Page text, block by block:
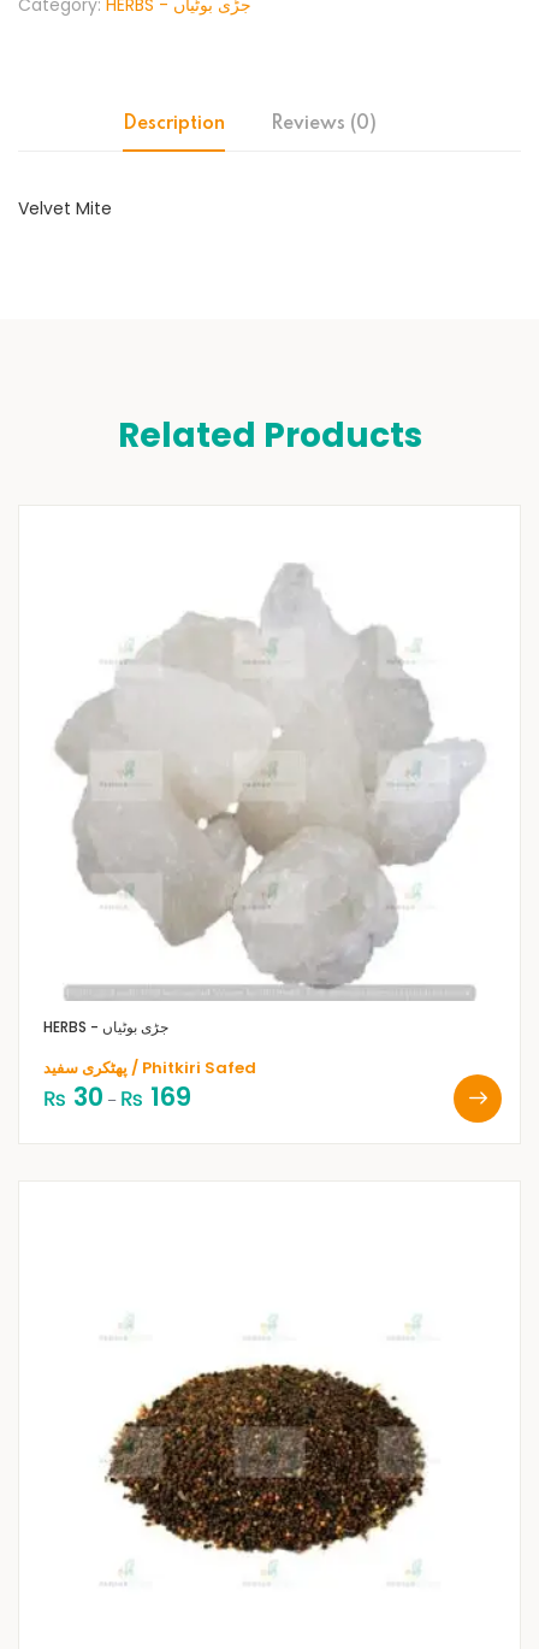
Description Reviews (0)
Velvet Mite
Related Products
HERBS - جڑی بوٹیاں
پھٹکری سفید / Phitkiri Safed
₨ 30 – ₨ 169